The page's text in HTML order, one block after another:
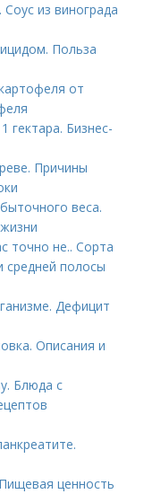
из винограда
Польза
от
гектара. Бизнес-
Причины
веса.
точно не.. Сорта
средней полосы
Дефицит
Описания и
Блюда с
ценность